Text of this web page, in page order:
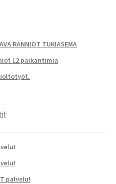
RANNIOT TUKIASEMA
L2 paikantimia
palvelu!